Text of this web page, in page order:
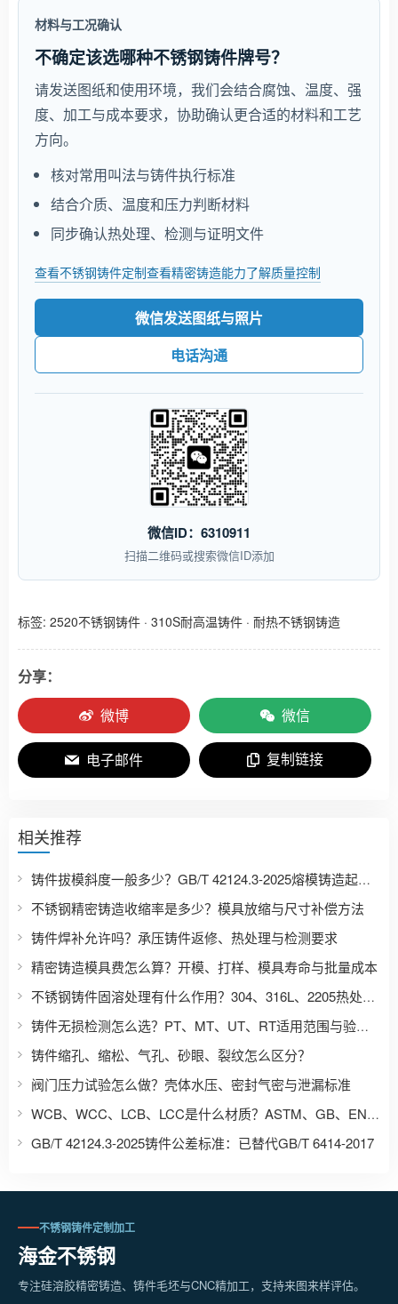
材料与工况确认
不确定该选哪种不锈钢铸件牌号？
请发送图纸和使用环境，我们会结合腐蚀、温度、强
度、加工与成本要求，协助确认更合适的材料和工艺
方向。
核对常用叫法与铸件执行标准
结合介质、温度和压力判断材料
同步确认热处理、检测与证明文件
查看不锈钢铸件定制查看精密铸造能力了解质量控制
微信发送图纸与照片
电话沟通
微信ID：6310911
扫描二维码或搜索微信ID添加
标签: 2520不锈钢铸件 · 310S耐高温铸件 · 耐热不锈钢铸造
分享：
微博
微信
电子邮件 复制链接
相关推荐
铸件拔模斜度一般多少？GB/T 42124.3-2025熔模铸造起模斜度表
不锈钢精密铸造收缩率是多少？模具放缩与尺寸补偿方法
铸件焊补允许吗？承压铸件返修、热处理与检测要求
精密铸造模具费怎么算？开模、打样、模具寿命与批量成本
不锈钢铸件固溶处理有什么作用？304、316L、2205热处理区别
铸件无损检测怎么选？PT、MT、UT、RT适用范围与验收要求
铸件缩孔、缩松、气孔、砂眼、裂纹怎么区分？
阀门压力试验怎么做？壳体水压、密封气密与泄漏标准
WCB、WCC、LCB、LCC是什么材质？ASTM、GB、EN、JIS铸钢牌号对照
GB/T 42124.3-2025铸件公差标准：已替代GB/T 6414-2017
不锈钢铸件定制加工
海金不锈钢
专注硅溶胶精密铸造、铸件毛坯与CNC精加工，支持来图来样评估。